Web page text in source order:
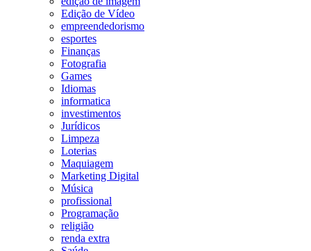
Edição de Vídeo
empreendedorismo
esportes
Finanças
Fotografia
Games
Idiomas
informatica
investimentos
Jurídicos
Limpeza
Loterias
Maquiagem
Marketing Digital
Música
profissional
Programação
religião
renda extra